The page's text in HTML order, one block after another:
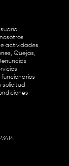
actividades
Quejas,
solicitud